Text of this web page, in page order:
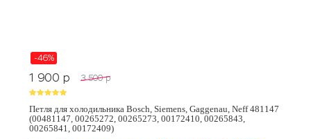
-46%
1 900 p 3 500 p
Петля для холодильника Bosch, Siemens, Gaggenau, Neff 481147
(00481147, 00265272, 00265273, 00172410, 00265843,
00265841, 00172409)